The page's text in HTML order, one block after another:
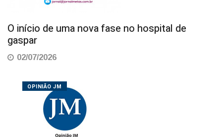
O início de uma nova fase no hospital de
gaspar
02/07/2026
OPINIÃO JM